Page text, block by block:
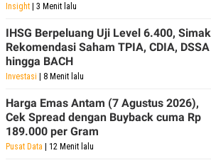
Insight | 3 Menit lalu
IHSG Berpeluang Uji Level 6.400, Simak
Rekomendasi Saham TPIA, CDIA, DSSA
hingga BACH
Investasi | 8 Menit lalu
Harga Emas Antam (7 Agustus 2026),
Cek Spread dengan Buyback cuma Rp
189.000 per Gram
Pusat Data | 12 Menit lalu